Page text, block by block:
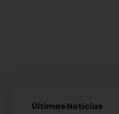
Últimas Noticias